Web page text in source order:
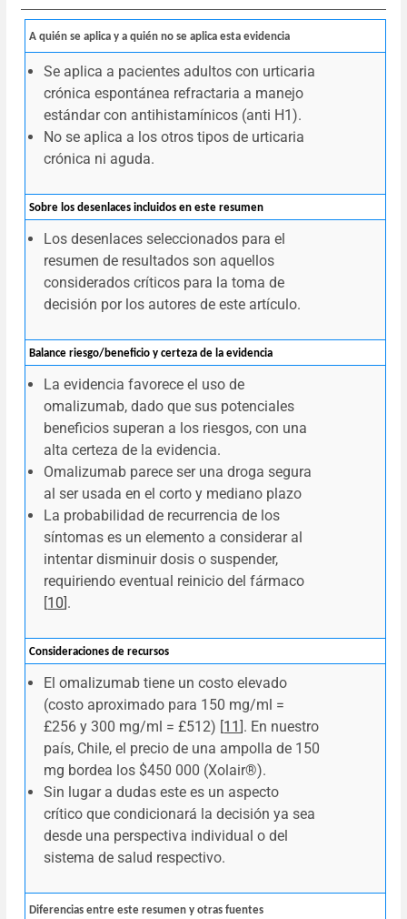
A quién se aplica y a quién no se aplica esta evidencia
Se aplica a pacientes adultos con urticaria
crónica espontánea refractaria a manejo
estándar con antihistamínicos (anti H1).
No se aplica a los otros tipos de urticaria
crónica ni aguda.
Sobre los desenlaces incluidos en este resumen
Los desenlaces seleccionados para el
resumen de resultados son aquellos
considerados críticos para la toma de
decisión por los autores de este artículo.
Balance riesgo/beneficio y certeza de la evidencia
La evidencia favorece el uso de
omalizumab, dado que sus potenciales
beneficios superan a los riesgos, con una
alta certeza de la evidencia.
Omalizumab parece ser una droga segura
al ser usada en el corto y mediano plazo
La probabilidad de recurrencia de los
síntomas es un elemento a considerar al
intentar disminuir dosis o suspender,
requiriendo eventual reinicio del fármaco
[10].
Consideraciones de recursos
El omalizumab tiene un costo elevado
(costo aproximado para 150 mg/ml =
£256 y 300 mg/ml = £512) [11]. En nuestro
país, Chile, el precio de una ampolla de 150
mg bordea los $450 000 (Xolair®).
Sin lugar a dudas este es un aspecto
crítico que condicionará la decisión ya sea
desde una perspectiva individual o del
sistema de salud respectivo.
Diferencias entre este resumen y otras fuentes